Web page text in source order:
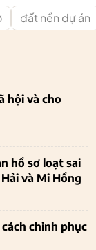
đất nền dự án
hội và cho
hồ sơ loạt sai
Hải và Mi Hồng
chinh phục